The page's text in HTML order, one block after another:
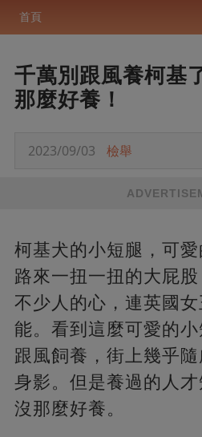
首頁
千萬別跟風養柯基
那麼好養！
2023/09/03 檢舉
柯基犬的小短腿，可
路來一扭一扭的大屁
不少人的心，連英國
能。看到這麼可愛的
跟風飼養，街上幾乎
身影。但是養過的人
沒那麼好養。